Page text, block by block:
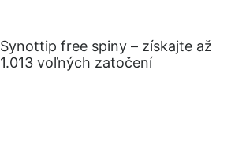
Synottip free spiny – získajte až
1.013 voľných zatočení